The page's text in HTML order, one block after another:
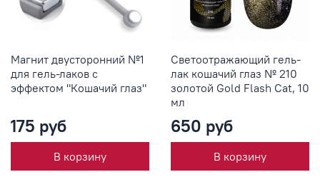
Магнит двусторонний №1
для гель-лаков с
эффектом "Кошачий глаз"
175 руб
В корзину
Светоотражающий гель-
лак кошачий глаз № 210
золотой Gold Flash Cat, 10
мл
650 руб
В корзину